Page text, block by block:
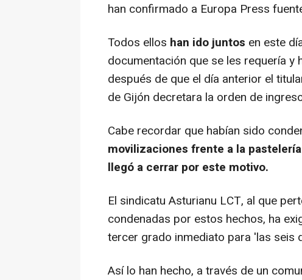
han confirmado a Europa Press
Todos ellos han ido juntos en este
documentación que se les requería y
después de que el día anterior el
de Gijón decretara la orden de
Cabe recordar que habían sido
movilizaciones frente a la
llegó a cerrar por este motivo.
El sindicatu Asturianu LCT, al que
condenadas por estos hechos, ha
tercer grado inmediato para 'las seis
Así lo han hecho, a través de un